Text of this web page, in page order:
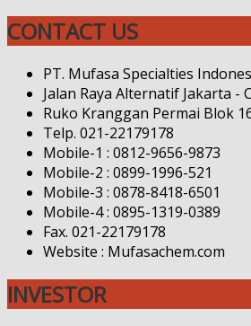
CONTACT US
PT. Mufasa Specialties
Jalan Raya Alternatif Jakarta -
Ruko Kranggan Permai Blok
Telp. 021-22179178
Mobile-1 : 0812-9656-9873
Mobile-2 : 0899-1996-521
Mobile-3 : 0878-8418-6501
Mobile-4 : 0895-1319-0389
Fax. 021-22179178
Website : Mufasachem.com
INVESTOR